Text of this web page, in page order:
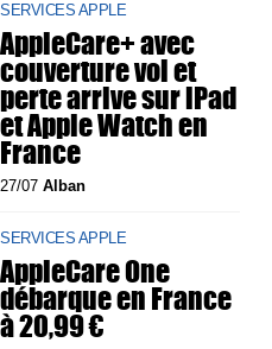
SERVICES APPLE
AppleCare+ avec
couverture vol et
perte arrive sur iPad
et Apple Watch en
France
27/07Alban
SERVICES APPLE
AppleCare One
débarque en France
à 20,99 €